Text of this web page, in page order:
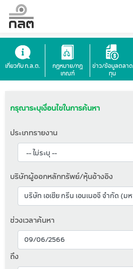
เกี่ยวกับ ก.ล.ต.
กฎหมาย/กฎ
เกณฑ์
ข่าว/ข้อมูลตลาด
ทุน
กรุณาระบุเงื่อนไขในการค้นหา
ประเภทรายงาน
บริษัทผู้ออกหลักทรัพย์/หุ้นอ้างอิง
ช่วงเวลาค้นหา
ถึง